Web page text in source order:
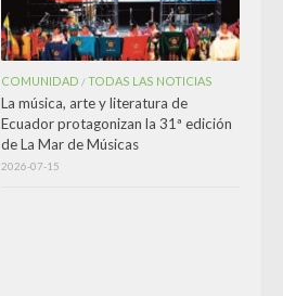
COMUNIDAD /TODAS LAS NOTICIAS
La música, arte y literatura de
Ecuador protagonizan la 31ª edición
de La Mar de Músicas
2026-07-15